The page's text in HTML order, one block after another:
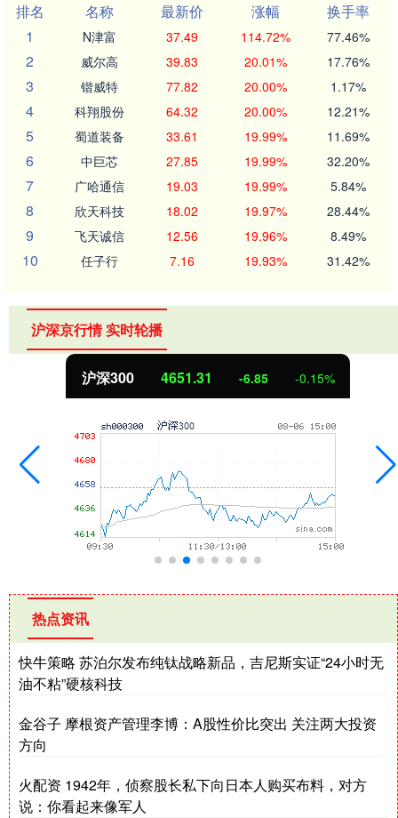
排名
名称 最新价 涨幅
换手率
1
N津富 37.49 114.72% 77.46%
2 威尔高 39.83 20.01% 17.76%
3 锴威特 77.82 20.00% 1.17%
4 科翔股份 64.32 20.00% 12.21%
5 蜀道装备 33.61 19.99% 11.69%
6 中巨芯 27.85 19.99% 32.20%
7 广哈通信 19.03 19.99% 5.84%
8 欣天科技 18.02 19.97% 28.44%
9 飞天诚信 12.56 19.96% 8.49%
10 任子行 7.16 19.93% 31.42%
沪深京行情 实时轮播
沪深300 4651.31 -6.85 -0.15%
热点资讯
快牛策略 苏泊尔发布纯钛战略新品，吉尼斯实证“24小时无
油不粘”硬核科技
金谷子 摩根资产管理李博：A股性价比突出 关注两大投资
方向
火配资 1942年，侦察股长私下向日本人购买布料，对方
说：你看起来像军人